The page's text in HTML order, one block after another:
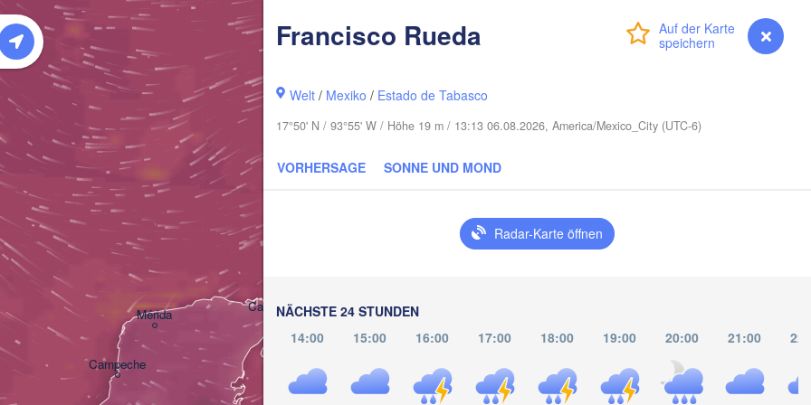
Anmelden myVentusky Vorhersage
Francisco Rueda
Welt / Mexiko / Estado de Tabasco
17°50' N / 93°55' W / Höhe 19 m / 13:13 06.08.2026, America/Mexico_City (UTC-6)
VORHERSAGE SONNE UND MOND
Radar-Karte öffnen
NÄCHSTE 24 STUNDEN
14:00
15:00 16:00 17:00 18:00 19:00 20:00 21:00
Campeche
La Habana
Santa Clara
Mérida Cancún
Nassau